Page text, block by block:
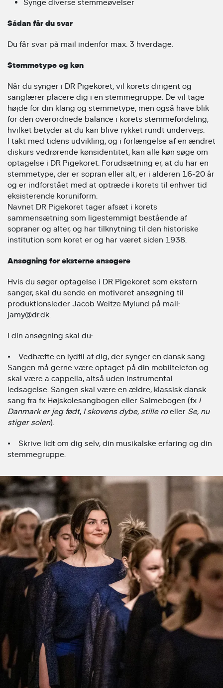
Synge diverse stemmeøvelser
Sådan får du svar
Du får svar på mail indenfor max. 3 hverdage.
Stemmetype og køn
Når du synger i DR Pigekoret, vil korets dirigent og
sanglærer placere dig i en stemmegruppe. De vil tage
højde for din klang og stemmetype, men også have blik
for den overordnede balance i korets stemmefordeling,
hvilket betyder at du kan blive rykket rundt undervejs.
I takt med tidens udvikling, og i forlængelse af en ændret
diskurs vedrørende kønsidentitet, kan alle køn søge om
optagelse i DR Pigekoret. Forudsætning er, at du har en
stemmetype, der er sopran eller alt, er i alderen 16-20 år
og er indforstået med at optræde i korets til enhver tid
eksisterende koruniform.
Navnet DR Pigekoret tager afsæt i korets
sammensætning som ligestemmigt bestående af
sopraner og alter, og har tilknytning til den historiske
institution som koret er og har været siden 1938.
Ansøgning for eksterne ansøgere
Hvis du søger optagelse i DR Pigekoret som ekstern
sanger, skal du sende en motiveret ansøgning til
produktionsleder Jacob Weitze Mylund på mail:
jamy@dr.dk.
I din ansøgning skal du:
• Vedhæfte en lydfil af dig, der synger en dansk sang.
Sangen må gerne være optaget på din mobiltelefon og
skal være a cappella, altså uden instrumental
ledsagelse. Sangen skal være en ældre, klassisk dansk
sang fra fx Højskolesangbogen eller Salmebogen (fx I
Danmark er jeg født, I skovens dybe, stille roeller Se, nu
stiger solen).
• Skrive lidt om dig selv, din musikalske erfaring og din
stemmegruppe.